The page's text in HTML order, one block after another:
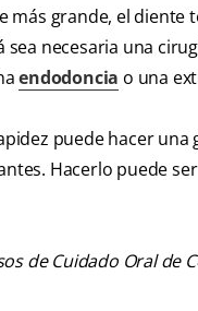
más grande, el
necesaria una
endodoncia o una
puede hacer una
Hacerlo puede
de Cuidado Oral de